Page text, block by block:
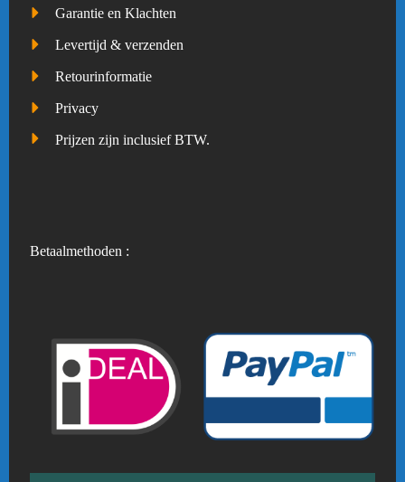
Garantie en Klachten
Levertijd & verzenden
Retourinformatie
Privacy
Prijzen zijn inclusief BTW.
Betaalmethoden :